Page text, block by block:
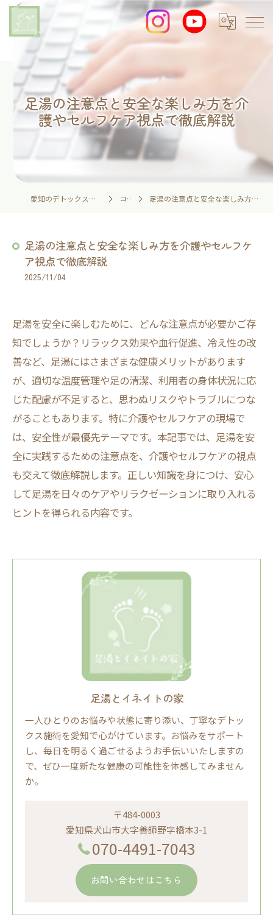
足湯の注意点と安全な楽しみ方を介
護やセルフケア視点で徹底解説
愛知のデトックスなら足湯とイネイトの家 コラム 足湯の注意点と安全な楽しみ方を介護やセルフケア視点で徹底解説
足湯の注意点と安全な楽しみ方を介護やセルフケ
ア視点で徹底解説
2025/11/04
足湯を安全に楽しむために、どんな注意点が必要かご存
知でしょうか？リラックス効果や血行促進、冷え性の改
善など、足湯にはさまざまな健康メリットがあります
が、適切な温度管理や足の清潔、利用者の身体状況に応
じた配慮が不足すると、思わぬリスクやトラブルにつな
がることもあります。特に介護やセルフケアの現場で
は、安全性が最優先テーマです。本記事では、足湯を安
全に実践するための注意点を、介護やセルフケアの視点
も交えて徹底解説します。正しい知識を身につけ、安心
して足湯を日々のケアやリラクゼーションに取り入れる
ヒントを得られる内容です。
足湯とイネイトの家
一人ひとりのお悩みや状態に寄り添い、丁寧なデトッ
クス施術を愛知で心がけています。お悩みをサポート
し、毎日を明るく過ごせるようお手伝いいたしますの
で、ぜひ一度新たな健康の可能性を体感してみません
か。
〒484-0003
愛知県犬山市大字善師野字橋本3-1
070-4491-7043
お問い合わせはこちら